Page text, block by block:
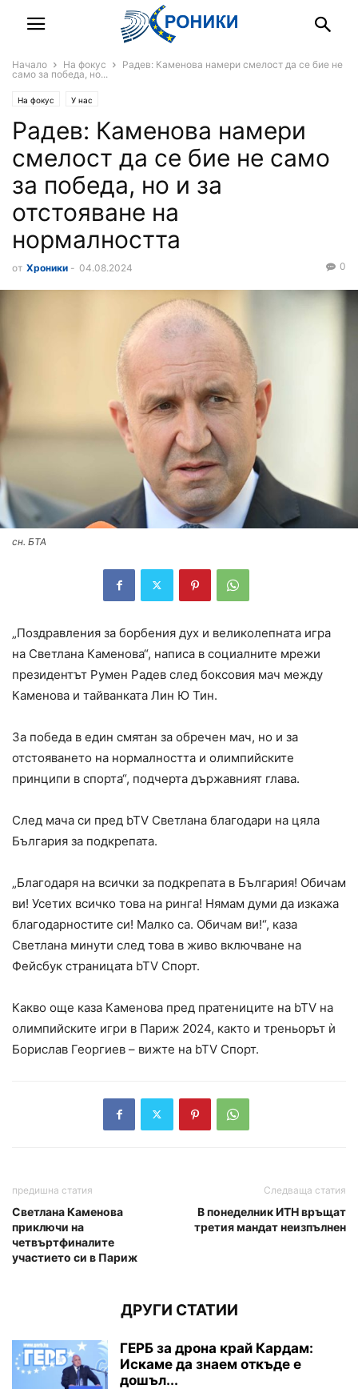
Начало На фокус
Радев: Каменова намери смелост да се бие не
само за победа, но...
На фокус У нас
Радев: Каменова намери
смелост да се бие не само
за победа, но и за
отстояване на
нормалността
от Хроники - 04.08.2024 0
сн. БТА
„Поздравления за борбения дух и великолепната игра
на Светлана Каменова“, написа в социалните мрежи
президентът Румен Радев след боксовия мач между
Каменова и тайванката Лин Ю Тин.
За победа в един смятан за обречен мач, но и за
отстояването на нормалността и олимпийските
принципи в спорта“, подчерта държавният глава.
След мача си пред bTV Светлана благодари на цяла
България за подкрепата.
„Благодаря на всички за подкрепата в България! Обичам
ви! Усетих всичко това на ринга! Нямам думи да изкажа
благодарностите си! Малко са. Обичам ви!“, каза
Светлана минути след това в живо включване на
Фейсбук страницата bTV Спорт.
Какво още каза Каменова пред пратениците на bTV на
олимпийските игри в Париж 2024, както и треньорът ѝ
Борислав Георгиев – вижте на bTV Спорт.
предишна статия
Светлана Каменова
приключи на
четвъртфиналите
участието си в Париж
Следваща статия
В понеделник ИТН връщат
третия мандат неизпълнен
ДРУГИ СТАТИИ
ГЕРБ за дрона край Кардам:
Искаме да знаем откъде е
дошъл...